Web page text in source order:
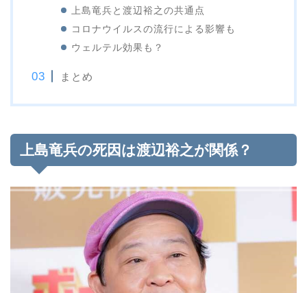
上島竜兵と渡辺裕之の共通点
コロナウイルスの流行による影響も
ウェルテル効果も？
まとめ
上島竜兵の死因は渡辺裕之が関係？